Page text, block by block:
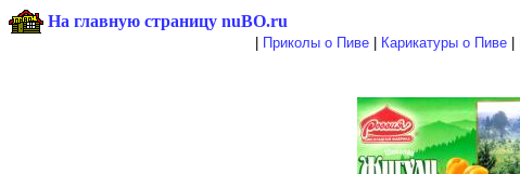
На главную страницу nuBO.ru
Приколы о Пиве| Карикатуры о Пиве|